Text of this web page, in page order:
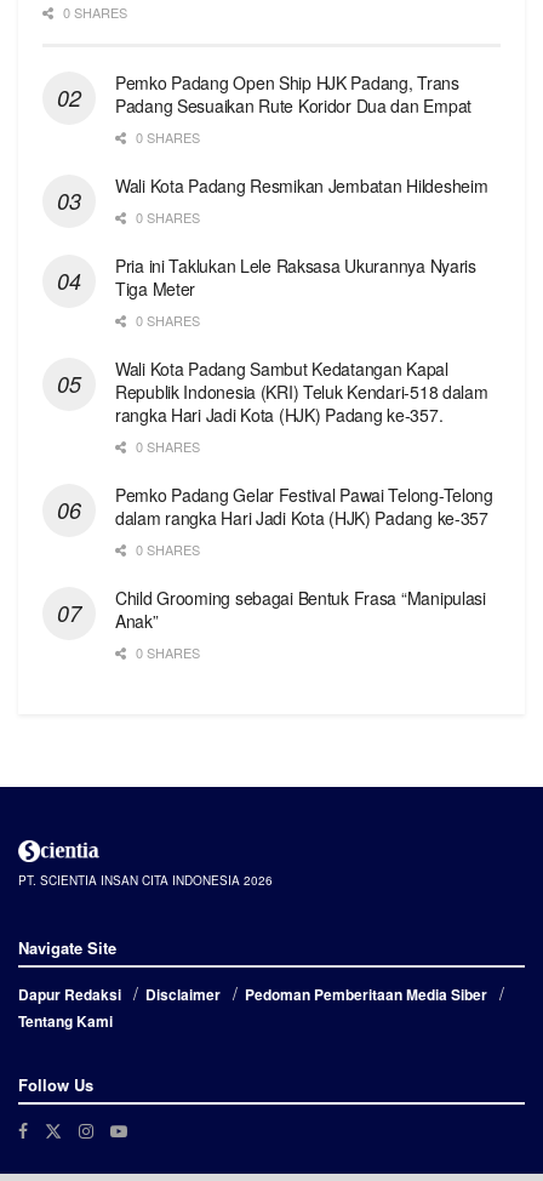
0 SHARES
Pemko Padang Open Ship HJK Padang, Trans
Padang Sesuaikan Rute Koridor Dua dan Empat
0 SHARES
Wali Kota Padang Resmikan Jembatan Hildesheim
0 SHARES
Pria ini Taklukan Lele Raksasa Ukurannya Nyaris
Tiga Meter
0 SHARES
Wali Kota Padang Sambut Kedatangan Kapal
Republik Indonesia (KRI) Teluk Kendari-518 dalam
rangka Hari Jadi Kota (HJK) Padang ke-357.
0 SHARES
Pemko Padang Gelar Festival Pawai Telong-Telong
dalam rangka Hari Jadi Kota (HJK) Padang ke-357
0 SHARES
Child Grooming sebagai Bentuk Frasa “Manipulasi
Anak”
0 SHARES
PT. SCIENTIA INSAN CITA INDONESIA 2026
Navigate Site
Dapur Redaksi Disclaimer
Pedoman Pemberitaan Media Siber
Tentang Kami
Follow Us